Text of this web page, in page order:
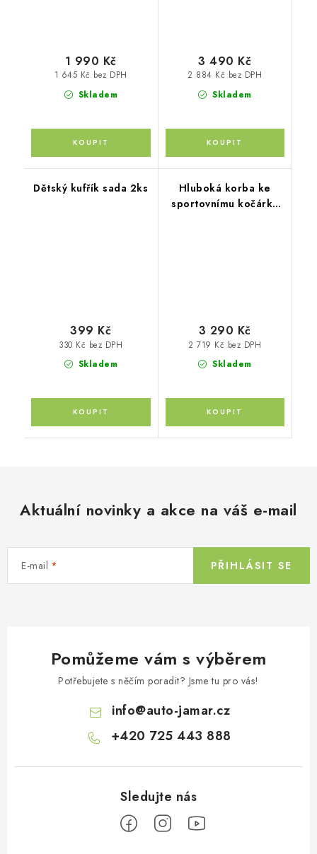
Skladem
1 645 Kč bez DPH
1 990 Kč
Skladem
2 884 Kč bez DPH
3 490 Kč
Dětský kufřík sada 2ks
Skladem
330 Kč bez DPH
399 Kč
Hluboká korba ke
sportovnímu kočárku
Skladem
2 719 Kč bez DPH
3 290 Kč
Aktuální novinky a akce na váš e-mail
E-mail PŘIHLÁSIT SE
Pomůžeme vám s výběrem
Potřebujete s něčím poradit? Jsme tu pro vás!
info@auto-jamar.cz
+420 725 443 888